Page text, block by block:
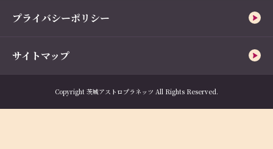
プライバシーポリシー
サイトマップ
Copyright 茨城アストロプラネッツ All Rights Reserved.